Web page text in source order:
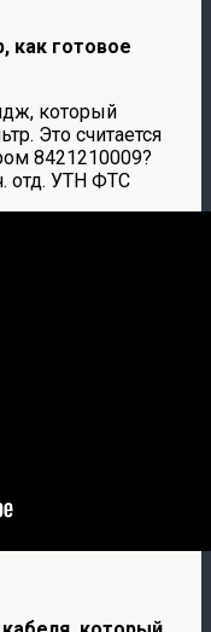
как готовое
который
Это считается
8421210009?
отд. УТН ФТС